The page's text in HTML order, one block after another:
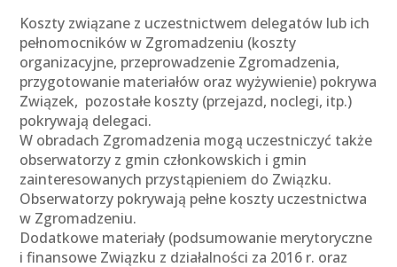
Koszty związane z uczestnictwem delegatów lub ich
pełnomocników w Zgromadzeniu (koszty
organizacyjne, przeprowadzenie Zgromadzenia,
przygotowanie materiałów oraz wyżywienie) pokrywa
Związek, pozostałe koszty (przejazd, noclegi, itp.)
pokrywają delegaci.
W obradach Zgromadzenia mogą uczestniczyć także
obserwatorzy z gmin członkowskich i gmin
zainteresowanych przystąpieniem do Związku.
Obserwatorzy pokrywają pełne koszty uczestnictwa
w Zgromadzeniu.
Dodatkowe materiały (podsumowanie merytoryczne
i finansowe Związku z działalności za 2016 r. oraz